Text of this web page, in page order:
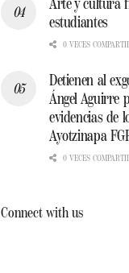
Arte y cultura
estudiantes
0 VECES
Detienen al
Ángel Aguirre
evidencias de
Ayotzinapa
0 VECES
Connect with us